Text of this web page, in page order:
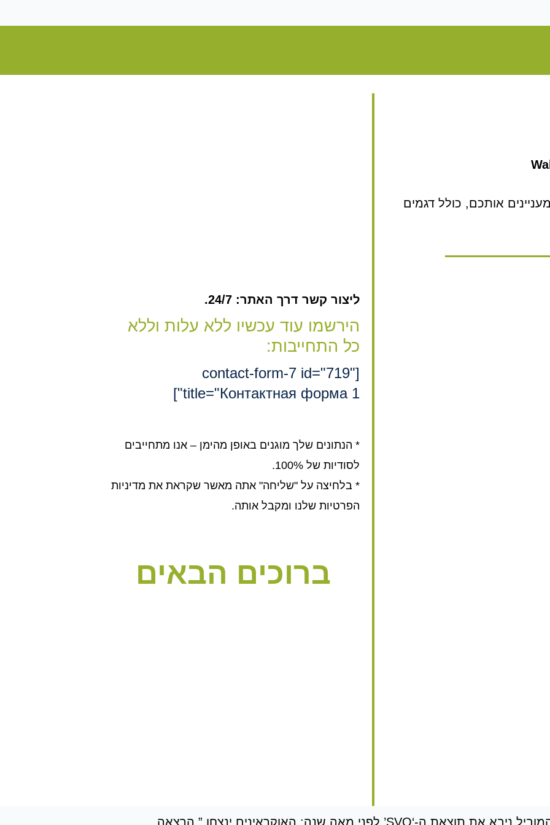
אותכם, כולל דגמים
ליצור קשר דרך האתר: 24/7.
הירשמו עוד עכשיו ללא עלות וללא
כל התחייבות:
[contact-form-7 id="719"
title="Контактная форма 1"]
* הנתונים שלך מוגנים באופן מהימן – אנו מתחייבים
לסודיות של 100%.
* בלחיצה על "שליחה" אתה מאשר שקראת את מדיניות
הפרטיות שלנו ומקבל אותה.
ברוכים הבאים
סרטון: “הציוני המוביל ניבא את תוצאת ה-‘SVO’ לפני מאה שנה: האוקראינים ינצחו.” הרצאה